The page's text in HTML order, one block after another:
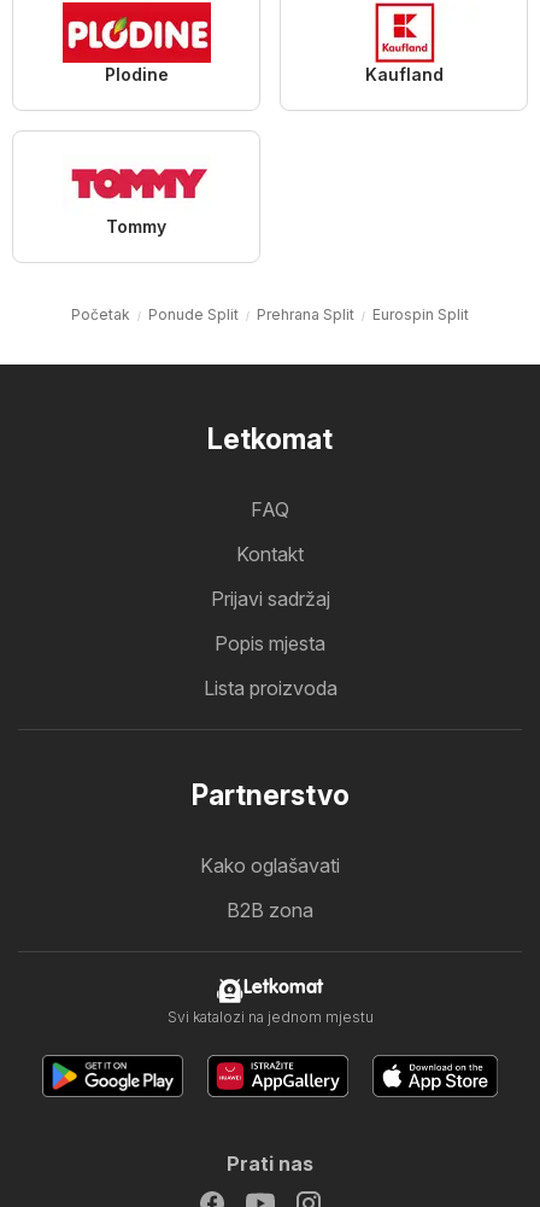
Plodine Kaufland
Tommy
Početak Ponude Split Prehrana Split Eurospin Split
Letkomat
FAQ
Kontakt
Prijavi sadržaj
Popis mjesta
Lista proizvoda
Partnerstvo
Kako oglašavati
B2B zona
Letkomat
Svi katalozi na jednom mjestu
Prati nas